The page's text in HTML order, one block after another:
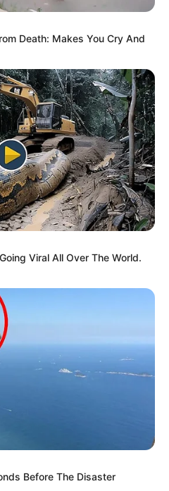
Death: Makes You Cry And
Viral All Over The World.
Before The Disaster